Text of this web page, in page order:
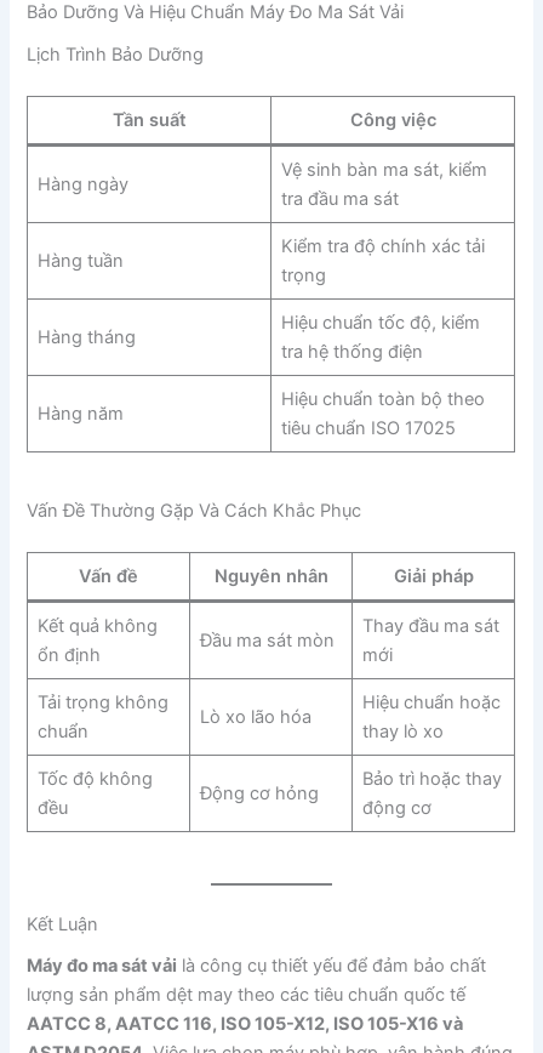
Bảo Dưỡng Và Hiệu Chuẩn Máy Đo Ma Sát Vải
Lịch Trình Bảo Dưỡng
Tần suất Công việc
Hàng ngày
Vệ sinh bàn ma sát, kiểm
tra đầu ma sát
Hàng tuần
Kiểm tra độ chính xác tải
trọng
Hàng tháng
Hiệu chuẩn tốc độ, kiểm
tra hệ thống điện
Hàng năm
Hiệu chuẩn toàn bộ theo
tiêu chuẩn ISO 17025
Vấn Đề Thường Gặp Và Cách Khắc Phục
Vấn đề Nguyên nhân Giải pháp
Kết quả không
ổn định
Đầu ma sát mòn
Thay đầu ma sát
mới
Tải trọng không
chuẩn
Lò xo lão hóa
Hiệu chuẩn hoặc
thay lò xo
Tốc độ không
đều
Động cơ hỏng
Bảo trì hoặc thay
động cơ
Kết Luận
Máy đo ma sát vải là công cụ thiết yếu để đảm bảo chất
lượng sản phẩm dệt may theo các tiêu chuẩn quốc tế
AATCC 8, AATCC 116, ISO 105-X12, ISO 105-X16 và